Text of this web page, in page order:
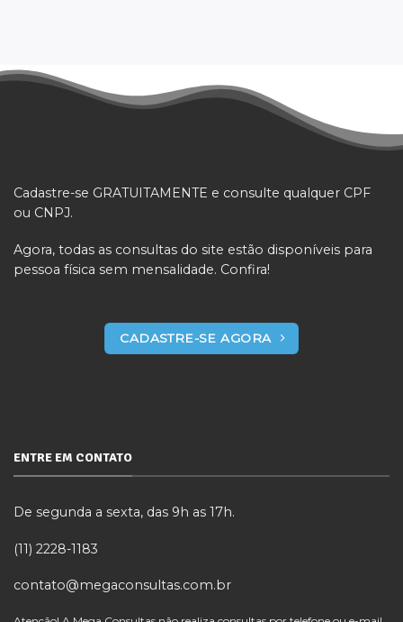
Cadastre-se GRATUITAMENTE e consulte qualquer CPF
ou CNPJ.
Agora, todas as consultas do site estão disponíveis para
pessoa física sem mensalidade. Confira!
CADASTRE-SE AGORA
ENTRE EM CONTATO
De segunda a sexta, das 9h as 17h.
(11) 2228-1183
contato@megaconsultas.com.br